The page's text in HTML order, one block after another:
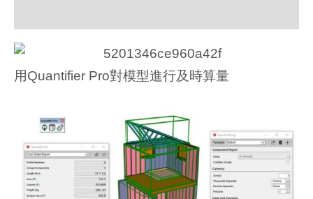
用Quantifier Pro對模型進行及時算量